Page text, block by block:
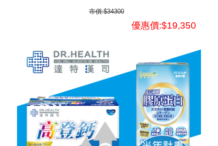
市價:$34300
優惠價:$19,350